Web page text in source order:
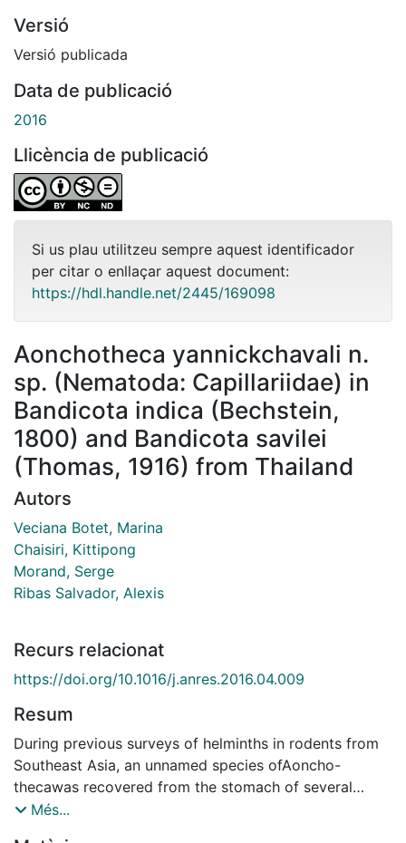
Versió
Versió publicada
Data de publicació
2016
Llicència de publicació
Si us plau utilitzeu sempre aquest identificador
per citar o enllaçar aquest document:
https://hdl.handle.net/2445/169098
Aonchotheca yannickchavali n.
sp. (Nematoda: Capillariidae) in
Bandicota indica (Bechstein,
1800) and Bandicota savilei
(Thomas, 1916) from Thailand
Autors
Veciana Botet, Marina
Chaisiri, Kittipong
Morand, Serge
Ribas Salvador, Alexis
Recurs relacionat
https://doi.org/10.1016/j.anres.2016.04.009
Resum
During previous surveys of helminths in rodents from
Southeast Asia, an unnamed species ofAoncho-
thecawas recovered from the stomach of several
rodent species. In the present study, the description
Més...